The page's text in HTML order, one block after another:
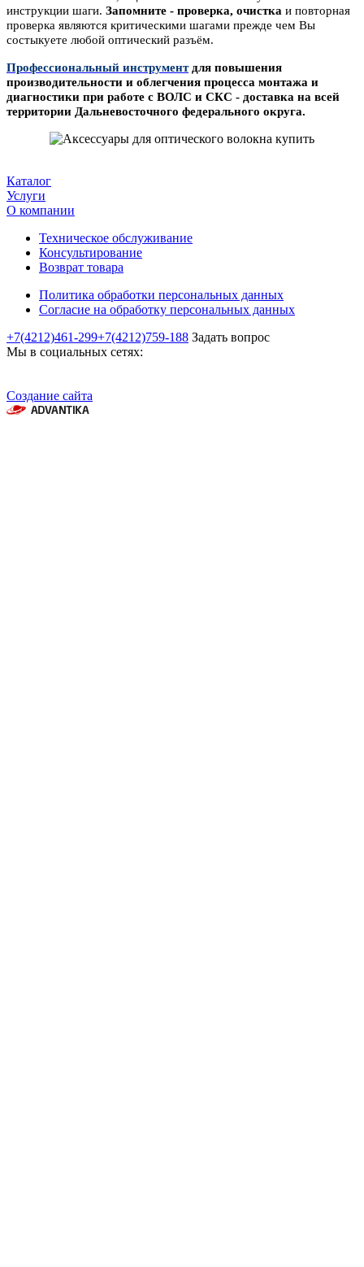
инструкции шаги. Запомните - проверка, очистка и повторная
проверка являются критическими шагами прежде чем Вы
состыкуете любой оптический разъём.
Профессиональный инструмент для повышения
производительности и облегчения процесса монтажа и
диагностики при работе с ВОЛС и СКС - доставка на всей
территории Дальневосточного федерального округа.
Каталог
Услуги
О компании
Техническое обслуживание
Консультирование
Возврат товара
Политика обработки персональных данных
Согласие на обработку персональных данных
+7(4212)461-299+7(4212)759-188 Задать вопрос
Мы в социальных сетях:
Создание сайта